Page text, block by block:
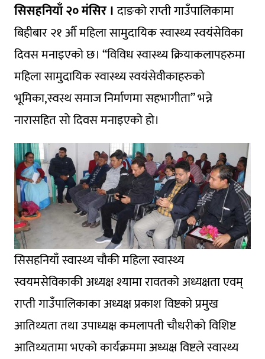
सिसहनियाँ २० मंसिर ।दाङको राप्ती गाउँपालिकामा
बिहीबार २१ औँ महिला सामुदायिक स्वास्थ्य स्वयंसेविका
दिवस मनाइएको छ। “विविध स्वास्थ्य क्रियाकलापहरुमा
महिला सामुदायिक स्वास्थ्य स्वयंसेवीकाहरुकाे
भूमिका,स्वस्थ समाज निर्माणमा सहभागीता” भन्ने
नारासहित साे दिवस मनाइएको हाे।
सिसहनियाँ स्वास्थ्य चौकी महिला स्वास्थ्य
स्वयमसेविकाकी अध्यक्ष श्यामा रावतको अध्यक्षता एवम्
राप्ती गाउँपालिकाका अध्यक्ष प्रकाश विष्टको प्रमुख
आतिथ्यता तथा उपाध्यक्ष कमलापती चाैधरीकाे विशिष्ट
आतिथ्यतामा भएको कार्यक्रममा अध्यक्ष विष्टले स्वास्थ्य